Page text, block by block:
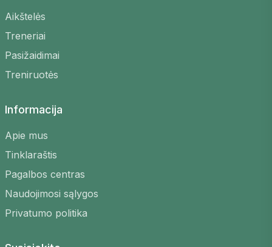
Aikštelės
Treneriai
Pasižaidimai
Treniruotės
Informacija
Apie mus
Tinklaraštis
Pagalbos centras
Naudojimosi sąlygos
Privatumo politika